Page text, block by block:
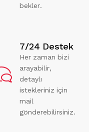
bekler.
7/24 Destek
Her zaman bizi
arayabilir,
detaylı
istekleriniz için
mail
gönderebilirsiniz.